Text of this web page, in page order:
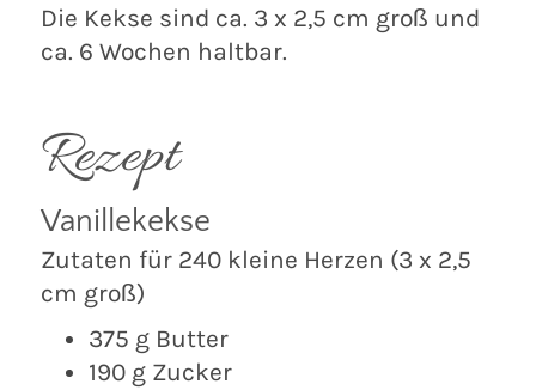
Die Kekse sind ca. 3 x 2,5 cm groß und
ca. 6 Wochen haltbar.
Rezept
Vanillekekse
Zutaten für 240 kleine Herzen (3 x 2,5
cm groß)
375 g Butter
190 g Zucker